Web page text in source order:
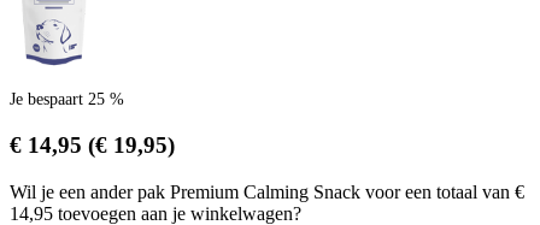
Je bespaart 25 %
€ 14,95 (€ 19,95)
Wil je een ander pak Premium Calming Snack voor een totaal van €
14,95 toevoegen aan je winkelwagen?